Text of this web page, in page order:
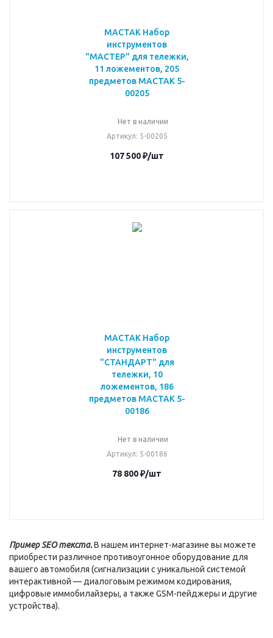
МАСТАК Набор
инструментов
"МАСТЕР" для тележки,
11 ложементов, 205
предметов МАСТАК 5-
00205
Нет в наличии
Артикул: 5-00205
107 500₽/шт
МАСТАК Набор
инструментов
"СТАНДАРТ" для
тележки, 10
ложементов, 186
предметов МАСТАК 5-
00186
Нет в наличии
Артикул: 5-00186
78 800₽/шт
Пример SEO текста.В нашем интернет-магазине вы можете
приобрести различное противоугонное оборудование для
вашего автомобиля (сигнализации с уникальной системой
интерактивной — диалоговым режимом кодирования,
цифровые иммобилайзеры, а также GSM-пейджеры и другие
устройства).